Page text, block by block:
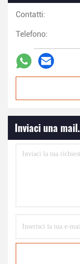
Contatti:
Telefono:
Inviaci una mail.